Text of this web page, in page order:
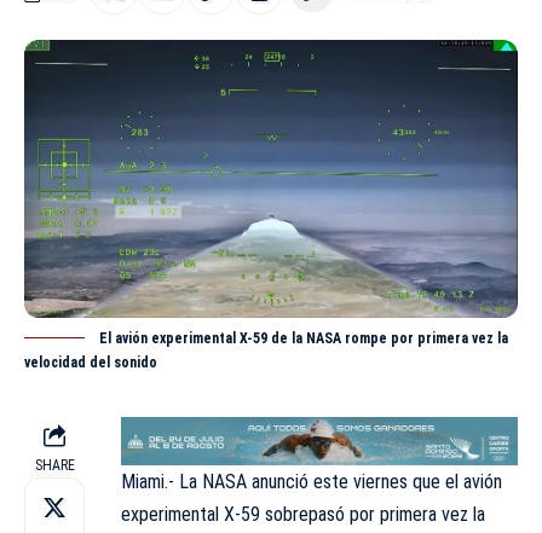
El avión experimental X-59 de la NASA rompe por primera vez la
velocidad del sonido
SHARE
Miami.- La NASA anunció este viernes que el avión
experimental X-59 sobrepasó por primera vez la